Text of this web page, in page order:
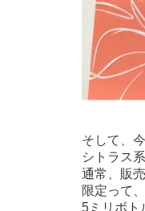
そして、
シトラス
通常、販
限定って
5ミリボト